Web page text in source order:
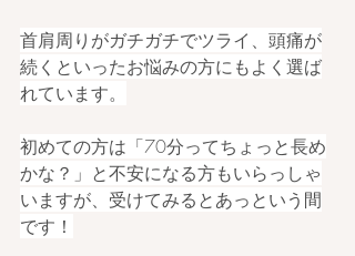
首肩周りがガチガチでツライ、頭痛が
続くといったお悩みの方にもよく選ば
れています。
初めての方は「70分ってちょっと長め
かな？」と不安になる方もいらっしゃ
いますが、受けてみるとあっという間
です！